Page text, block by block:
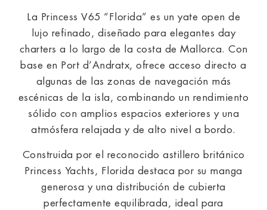
La Princess V65 “Florida” es un yate open de
lujo refinado, diseñado para elegantes day
charters a lo largo de la costa de Mallorca. Con
base en Port d’Andratx, ofrece acceso directo a
algunas de las zonas de navegación más
escénicas de la isla, combinando un rendimiento
sólido con amplios espacios exteriores y una
atmósfera relajada y de alto nivel a bordo.
Construida por el reconocido astillero británico
Princess Yachts, Florida destaca por su manga
generosa y una distribución de cubierta
perfectamente equilibrada, ideal para